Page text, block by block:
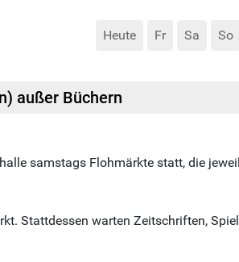
Heute Fr Sa So
außer Büchern
samstags Flohmärkte statt, die
Stattdessen warten Zeitschriften,